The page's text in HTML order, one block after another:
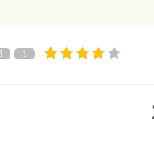
1